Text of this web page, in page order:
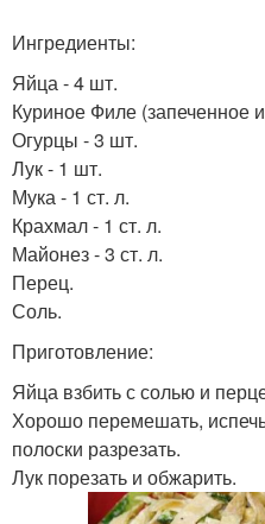
Ингредиенты:
Яйца - 4 шт.
Куриное Филе (запеченное
Огурцы - 3 шт.
Лук - 1 шт.
Мука - 1 ст. л.
Крахмал - 1 ст. л.
Майонез - 3 ст. л.
Перец.
Соль.
Приготовление:
Яйца взбить с солью и
Хорошо перемешать,
полоски разрезать.
Лук порезать и обжарить.